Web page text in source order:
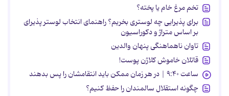
تخم مرغ خام یا پخته؟
برای پذیرایی چه لوستری بخریم؟ راهنمای انتخاب لوستر پذیرای
بر اساس متراژ و دکوراسیون
تاوان ناهماهنگی پنهان والدین
قاتلان خاموش کلاژن پوست!
ساعت ۹:۴۰ | در هر زمان ممکن باید انتقامشان را پس بدهند
چگونه استقلال سالمندان را حفظ کنیم؟